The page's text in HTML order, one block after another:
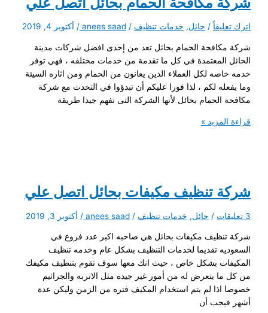
اترك تعليقاً / حائل, خدمات تنظيف /
anees saad
/ أكتوبر 4, 2019
شركة مكافحة الحمام بحائل تعد من إحدى افضل شركات مدينة
الحائل المعتمدة في كل ما تقدمة من خدمات مختلفه ، فهي توفر
خدمه خاصه لكل العملاء الذين يعانون من الحمام ومن اثاره السيئة
وما يفعله لكم ، لذا فورا عليكم أن تبدؤوا في التحدث مع شركة
مكافحة الحمام بحائل لأنها الشركة التى تفهم جيدا طريقة
شركة
علي
قراءة المزيد »
شركة تنظيف مكيفات بحائل اتصل علي
3 تعليقات / حائل, خدمات تنظيف /
anees saad
/ أكتوبر 3, 2019
شركة تنظيف مكيفات بحائل هي صاحبه اكبر عدد فروع في
السعوديه تقديما لخدمات التنظيف بشكل عام وخدمه تنظيف
المكيفات بشكل خاص ، حيث انك معها سوف تقوم بتنظيف مكيفك
من كل ما يتعرض له من أمور غير جيده مثل الاتربه والجراثيم
خصوصا اذا لم يتم استخدام المكيف فتره من الزمن وليكن عدة
أشهر فيجب أن